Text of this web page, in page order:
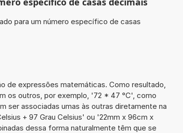
para um número específico de casas
de expressões matemáticas. Como resultado,
os outros, por exemplo, '72 * 47 °C', como
ser associadas umas às outras diretamente na
+ 97 Grau Celsius' ou '22mm x 96cm x
dessa forma naturalmente têm que se